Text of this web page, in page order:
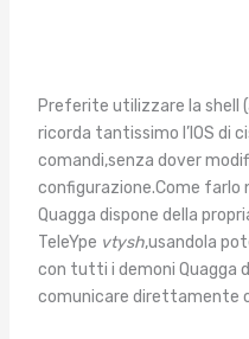
Preferite utilizzare la shell
ricorda tantissimo l’IOS di
comandi,senza dover
configurazione.Come farlo
Quagga dispone della
TeleYpe vtysh,usandola
con tutti i demoni Quagga
comunicare direttamente